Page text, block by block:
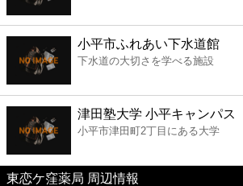
書店
ファミレス
ファーストフード
カフェ
ショッピング
小平市ふれあい下水道館
下水道の大切さを学べる施設
津田塾大学 小平キャンパス
小平市津田町2丁目にある大学
東恋ケ窪薬局 周辺情報